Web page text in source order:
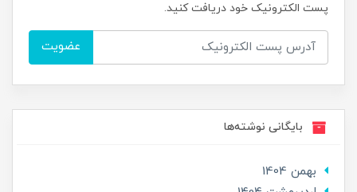
پست الکترونیک خود دریافت کنید.
عضویت
بایگانی نوشته‌ها
بهمن 1404